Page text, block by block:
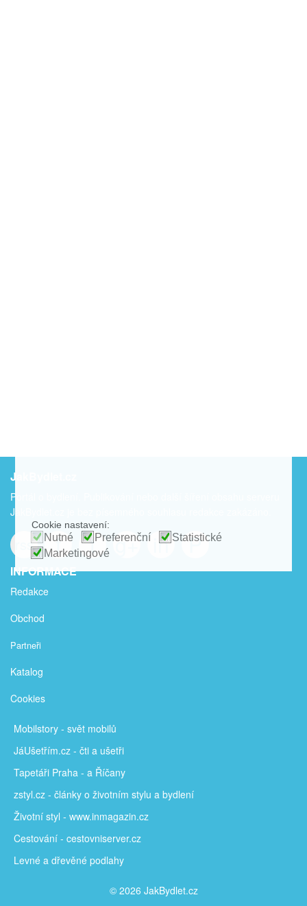
JakBydlet.cz
Portál o bydlení. Publikování nebo další šíření obsahu serveru
JakBydlet.cz je bez písemného souhlasu redakce zakázáno.
rss f t g+ in P
INFORMACE
Redakce
Obchod
Partneři
Katalog
Cookies
Mobilstory - svět mobilů
JáUšetřím.cz - čti a ušetři
Tapetáři Praha - a Říčany
zstyl.cz - články o životním stylu a bydlení
Životní styl - www.inmagazin.cz
Cestování - cestovniserver.cz
Levné a dřevěné podlahy
© 2026 JakBydlet.cz
Cookie nastavení:
Nutné Preferenční
Statistické
Marketingové